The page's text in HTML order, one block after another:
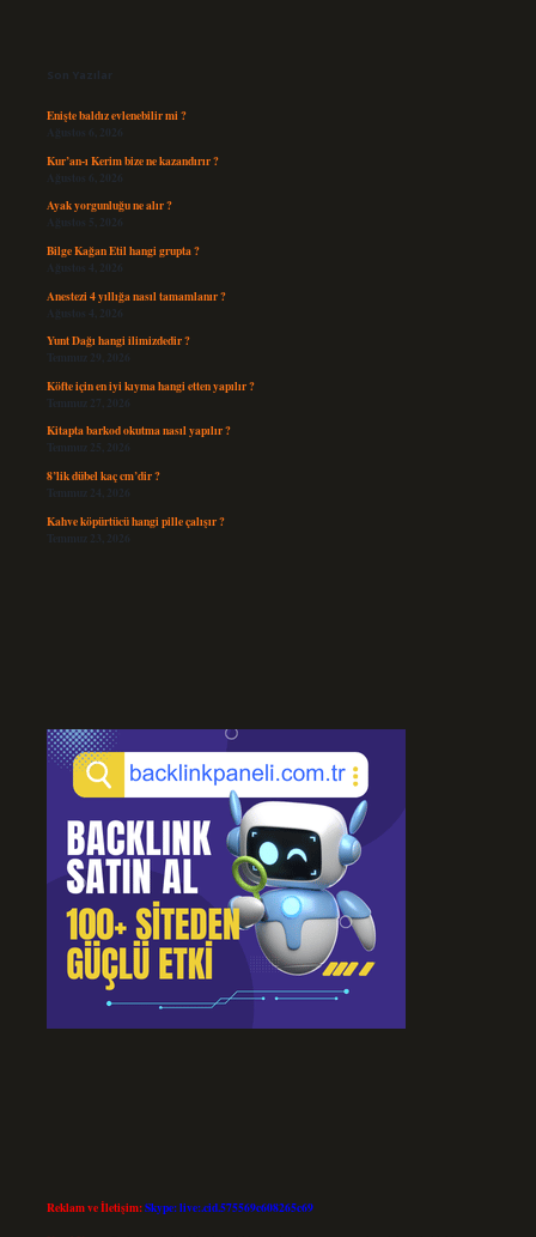
Son Yazılar
Enişte baldız evlenebilir mi ?
Ağustos 6, 2026
Kur’an-ı Kerim bize ne kazandırır ?
Ağustos 6, 2026
Ayak yorgunluğu ne alır ?
Ağustos 5, 2026
Bilge Kağan Etil hangi grupta ?
Ağustos 4, 2026
Anestezi 4 yıllığa nasıl tamamlanır ?
Ağustos 4, 2026
Yunt Dağı hangi ilimizdedir ?
Temmuz 29, 2026
Köfte için en iyi kıyma hangi etten yapılır ?
Temmuz 27, 2026
Kitapta barkod okutma nasıl yapılır ?
Temmuz 25, 2026
8’lik dübel kaç cm’dir ?
Temmuz 24, 2026
Kahve köpürtücü hangi pille çalışır ?
Temmuz 23, 2026
Reklam ve İletişim:Skype: live:.cid.575569c608265c69